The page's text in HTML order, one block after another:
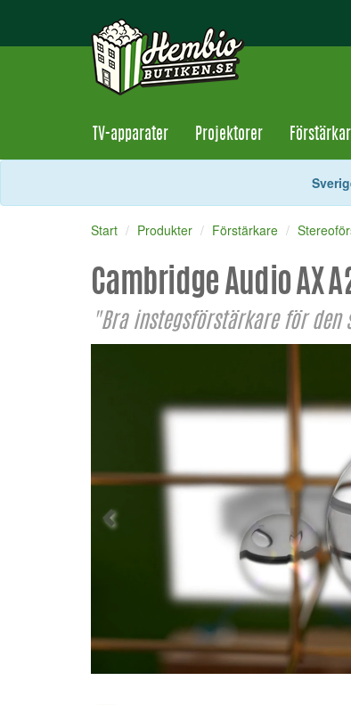
TV-apparater Projektorer
Start Produkter Förstärkare
Cambridge Audio AX
"Bra instegsförstärkare för